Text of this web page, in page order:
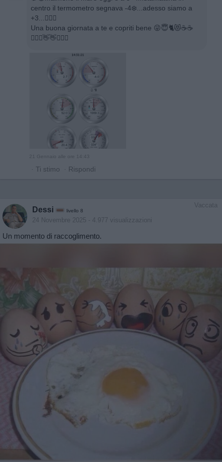
centro il termometro segnava -4❄️...adesso siamo a
+3...🤷🏻‍♂️
Una buona giornata a te e copriti bene 😜😇🐈😻☕️☕️
🙋🏻‍♂️👋👋🙋🏻‍♂️
21 Gennaio alle ore 14:43
· Ti stimo · Rispondi
Vaccata
Dessi livello 8
24 Novembre 2025 - 4.977 visualizzazioni
Un momento di raccoglimento.